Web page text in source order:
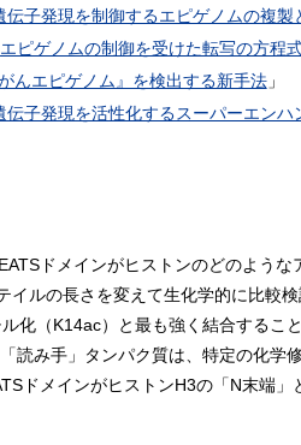
伝子発現を制御するエピゲノムの複製
エピゲノムの制御を受けた転写の方程
がんエピゲノム』を検出する新手法」
伝子発現を活性化するスーパーエンハ
ドメインがヒストンのどのよう
イルの長さを変えて生化学的に比較
化（K14ac）と最も強く結合する
読み手」タンパク質は、特定の化
ドメインがヒストンH3の「N末端